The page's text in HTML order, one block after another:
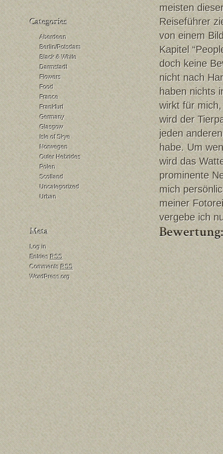
Aberdeen
Berlin/Potsdam
Black & White
Darmstadt
Flowers
Food
France
Frankfurt
Germany
Glasgow
Isle of Skye
Norwegen
Outer Hebrides
Polen
Scotland
Uncategorized
Urban
Log in
EntriesRSS
CommentsRSS
WordPress.org
meisten
Reiseführer
von einem
Kapitel
doch keine
nicht nach
haben nichts
wirkt für
wird der
jeden
habe. Um
wird das
prominente
mich
meiner
vergebe ich